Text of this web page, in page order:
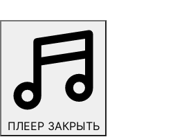
ПЛЕЕР ЗАКРЫТЬ